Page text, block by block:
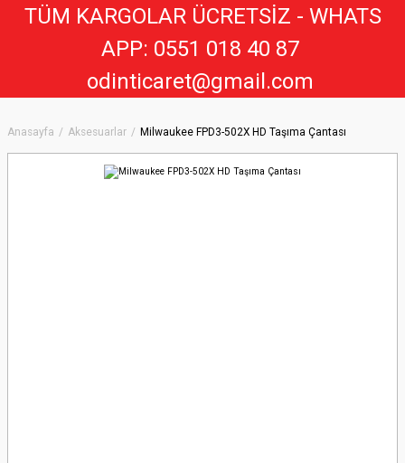
Anasayfa Aksesuarlar Milwaukee FPD3-502X HD Taşıma Çantası
TÜM KARGOLAR ÜCRETSİZ - WHATS
APP: 0551 018 40 87
odinticaret@gmail.com